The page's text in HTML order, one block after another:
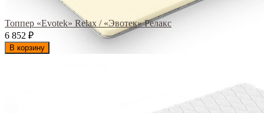
Топпер «Evotek» Relax / «Эвотек» Релакс
6 852 ₽
В корзину